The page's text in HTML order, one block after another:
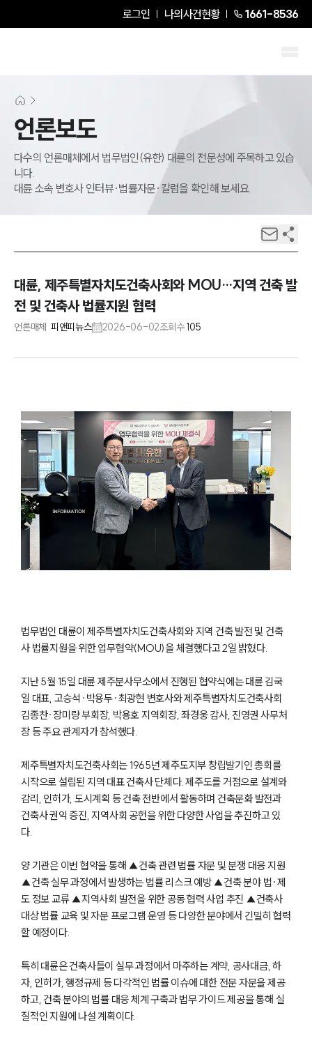
로그인 나의사건현황 1661-8536
언론보도
다수의 언론매체에서 법무법인(유한) 대륜의 전문성에 주목하고 있습
니다.
대륜 소속 변호사 인터뷰·법률자문·칼럼을 확인해 보세요.
대륜, 제주특별자치도건축사회와 MOU…지역 건축 발
전 및 건축사 법률지원 협력
언론매체 피앤피뉴스 2026-06-02조회수105
법무법인 대륜이 제주특별자치도건축사회와 지역 건축 발전 및 건축
사 법률지원을 위한 업무협약(MOU)을 체결했다고 2일 밝혔다.
지난 5월 15일 대륜 제주분사무소에서 진행된 협약식에는 대륜 김국
일 대표, 고승석·박용두·최광현 변호사와 제주특별자치도건축사회
김종찬·장미량 부회장, 박용호 지역회장, 좌경웅 감사, 진영권 사무처
장 등 주요 관계자가 참석했다.
제주특별자치도건축사회는 1965년 제주도지부 창립발기인 총회를
시작으로 설립된 지역 대표 건축사 단체다. 제주도를 거점으로 설계와
감리, 인허가, 도시계획 등 건축 전반에서 활동하며 건축문화 발전과
건축사 권익 증진, 지역사회 공헌을 위한 다양한 사업을 추진하고 있
다.
양 기관은 이번 협약을 통해 ▲건축 관련 법률 자문 및 분쟁 대응 지원
▲건축 실무 과정에서 발생하는 법률 리스크 예방 ▲건축 분야 법·제
도 정보 교류 ▲지역사회 발전을 위한 공동 협력 사업 추진 ▲건축사
대상 법률 교육 및 자문 프로그램 운영 등 다양한 분야에서 긴밀히 협력
할 예정이다.
특히 대륜은 건축사들이 실무 과정에서 마주하는 계약, 공사대금, 하
자, 인허가, 행정규제 등 다각적인 법률 이슈에 대한 전문 자문을 제공
하고, 건축 분야의 법률 대응 체계 구축과 법무 가이드 제공을 통해 실
질적인 지원에 나설 계획이다.